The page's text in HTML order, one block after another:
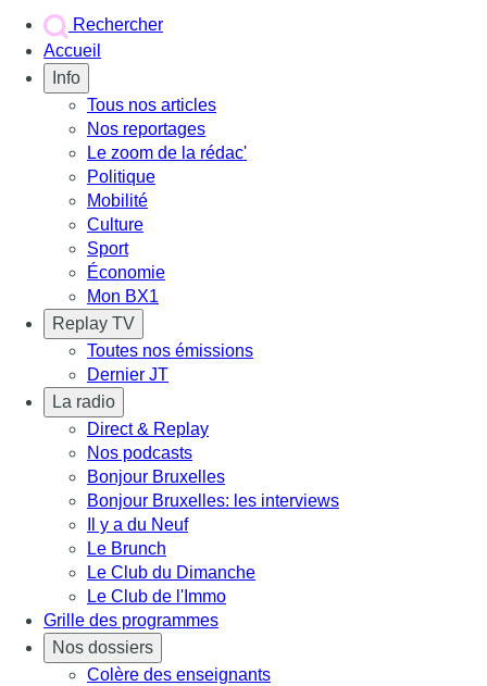
Rechercher
Accueil
Info
Tous nos articles
Nos reportages
Le zoom de la rédac'
Politique
Mobilité
Culture
Sport
Économie
Mon BX1
Replay TV
Toutes nos émissions
Dernier JT
La radio
Direct & Replay
Nos podcasts
Bonjour Bruxelles
Bonjour Bruxelles: les interviews
Il y a du Neuf
Le Brunch
Le Club du Dimanche
Le Club de l'Immo
Grille des programmes
Nos dossiers
Colère des enseignants